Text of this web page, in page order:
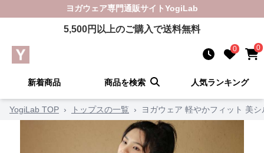
ヨガウェア専門通販サイトYogiLab
5,500円以上のご購入で送料無料
0 0
新着商品 商品を検索 人気ランキング
YogiLab TOP › トップスの一覧 › ヨガウェア 軽やかフィット 美